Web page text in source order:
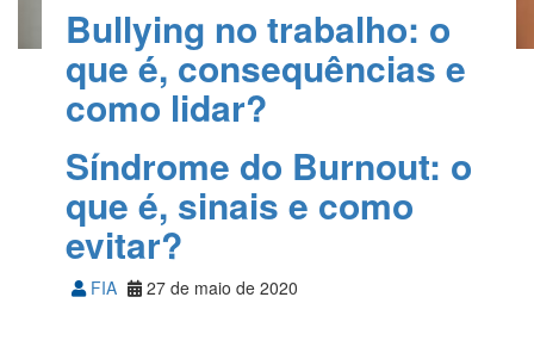
Bullying no trabalho: o
que é, consequências e
como lidar?
FIA 04 de junho de 2020
Síndrome do Burnout: o
que é, sinais e como
evitar?
FIA 27 de maio de 2020